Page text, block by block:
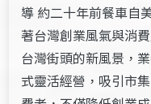
導 約二十年前餐車自
著台灣創業風氣與消
台灣街頭的新風景，
式靈活經營，吸引市